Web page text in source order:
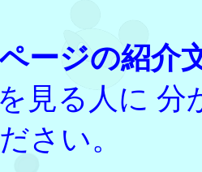
ージの紹介
見る人に
さい。